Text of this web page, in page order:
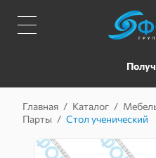
Главная / Каталог /
Парты / Стол ученический